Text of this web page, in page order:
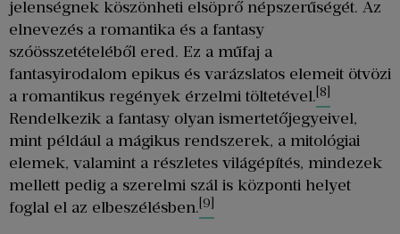
jelenségnek köszönheti elsöprő népszerűségét. Az
elnevezés a romantika és a fantasy
szóösszetételéből ered. Ez a műfaj a
fantasyirodalom epikus és varázslatos elemeit ötvözi
a romantikus regények érzelmi töltetével. [8]
Rendelkezik a fantasy olyan ismertetőjegyeivel,
mint például a mágikus rendszerek, a mitológiai
elemek, valamint a részletes világépítés, mindezek
mellett pedig a szerelmi szál is központi helyet
foglal el az elbeszélésben. [9]